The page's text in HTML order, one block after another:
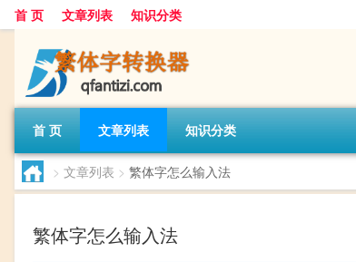
首 页 文章列表 知识分类
首 页 文章列表 知识分类
> 文章列表 > 繁体字怎么输入法
繁体字怎么输入法